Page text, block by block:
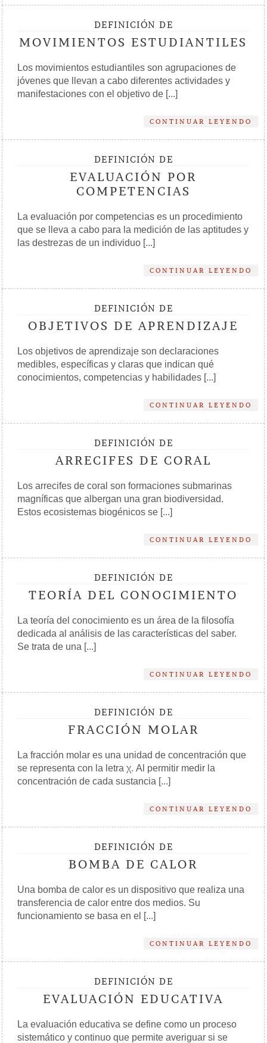
DEFINICIÓN DE
MOVIMIENTOS ESTUDIANTILES
Los movimientos estudiantiles son agrupaciones de
jóvenes que llevan a cabo diferentes actividades y
manifestaciones con el objetivo de [...]
CONTINUAR LEYENDO
DEFINICIÓN DE
EVALUACIÓN POR
COMPETENCIAS
La evaluación por competencias es un procedimiento
que se lleva a cabo para la medición de las aptitudes y
las destrezas de un individuo [...]
CONTINUAR LEYENDO
DEFINICIÓN DE
OBJETIVOS DE APRENDIZAJE
Los objetivos de aprendizaje son declaraciones
medibles, específicas y claras que indican qué
conocimientos, competencias y habilidades [...]
CONTINUAR LEYENDO
DEFINICIÓN DE
ARRECIFES DE CORAL
Los arrecifes de coral son formaciones submarinas
magníficas que albergan una gran biodiversidad.
Estos ecosistemas biogénicos se [...]
CONTINUAR LEYENDO
DEFINICIÓN DE
TEORÍA DEL CONOCIMIENTO
La teoría del conocimiento es un área de la filosofía
dedicada al análisis de las características del saber.
Se trata de una [...]
CONTINUAR LEYENDO
DEFINICIÓN DE
FRACCIÓN MOLAR
La fracción molar es una unidad de concentración que
se representa con la letra χ. Al permitir medir la
concentración de cada sustancia [...]
CONTINUAR LEYENDO
DEFINICIÓN DE
BOMBA DE CALOR
Una bomba de calor es un dispositivo que realiza una
transferencia de calor entre dos medios. Su
funcionamiento se basa en el [...]
CONTINUAR LEYENDO
DEFINICIÓN DE
EVALUACIÓN EDUCATIVA
La evaluación educativa se define como un proceso
sistemático y continuo que permite averiguar si se